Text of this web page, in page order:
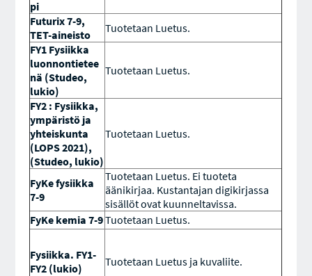
pi
Futurix 7-9,
TET-aineisto
Tuotetaan Luetus.
FY1 Fysiikka
luonnontietee
nä (Studeo,
lukio)
Tuotetaan Luetus.
FY2 : Fysiikka,
ympäristö ja
yhteiskunta
(LOPS 2021),
(Studeo, lukio)
Tuotetaan Luetus.
FyKe fysiikka
7-9
Tuotetaan Luetus. Ei tuoteta
äänikirjaa. Kustantajan digikirjassa
sisällöt ovat kuunneltavissa.
FyKe kemia 7-9Tuotetaan Luetus.
Fysiikka. FY1-
FY2 (lukio)
Tuotetaan Luetus ja kuvaliite.